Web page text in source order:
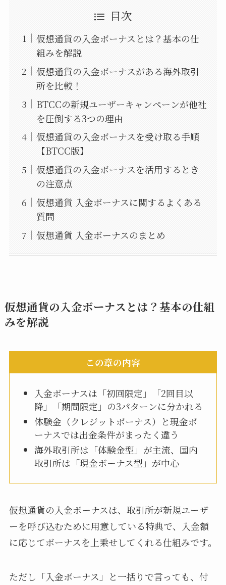
目次
仮想通貨の入金ボーナスとは？基本の仕
組みを解説
仮想通貨の入金ボーナスがある海外取引
所を比較！
BTCCの新規ユーザーキャンペーンが他社
を圧倒する3つの理由
仮想通貨の入金ボーナスを受け取る手順
【BTCC版】
仮想通貨の入金ボーナスを活用するとき
の注意点
仮想通貨 入金ボーナスに関するよくある
質問
仮想通貨 入金ボーナスのまとめ
仮想通貨の入金ボーナスとは？基本の仕組
みを解説
この章の内容
入金ボーナスは「初回限定」「2回目以
降」「期間限定」の3パターンに分かれる
体験金（クレジットボーナス）と現金ボ
ーナスでは出金条件がまったく違う
海外取引所は「体験金型」が主流、国内
取引所は「現金ボーナス型」が中心
仮想通貨の入金ボーナスは、取引所が新規ユーザ
ーを呼び込むために用意している特典で、入金額
に応じてボーナスを上乗せしてくれる仕組みです。
ただし「入金ボーナス」と一括りで言っても、付